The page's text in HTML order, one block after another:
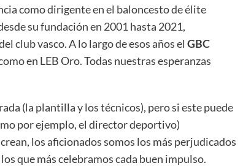
como dirigente en el baloncesto de élite
su fundación en 2001 hasta 2021,
club vasco. A lo largo de esos años el GBC
en LEB Oro. Todas nuestras esperanzas
(la plantilla y los técnicos), pero si este puede
por ejemplo, el director deportivo)
los aficionados somos los más perjudicados
que más celebramos cada buen impulso.